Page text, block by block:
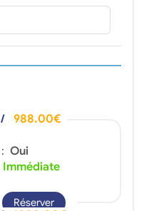
/ 988.00€
Oui
Immédiate
Réserver